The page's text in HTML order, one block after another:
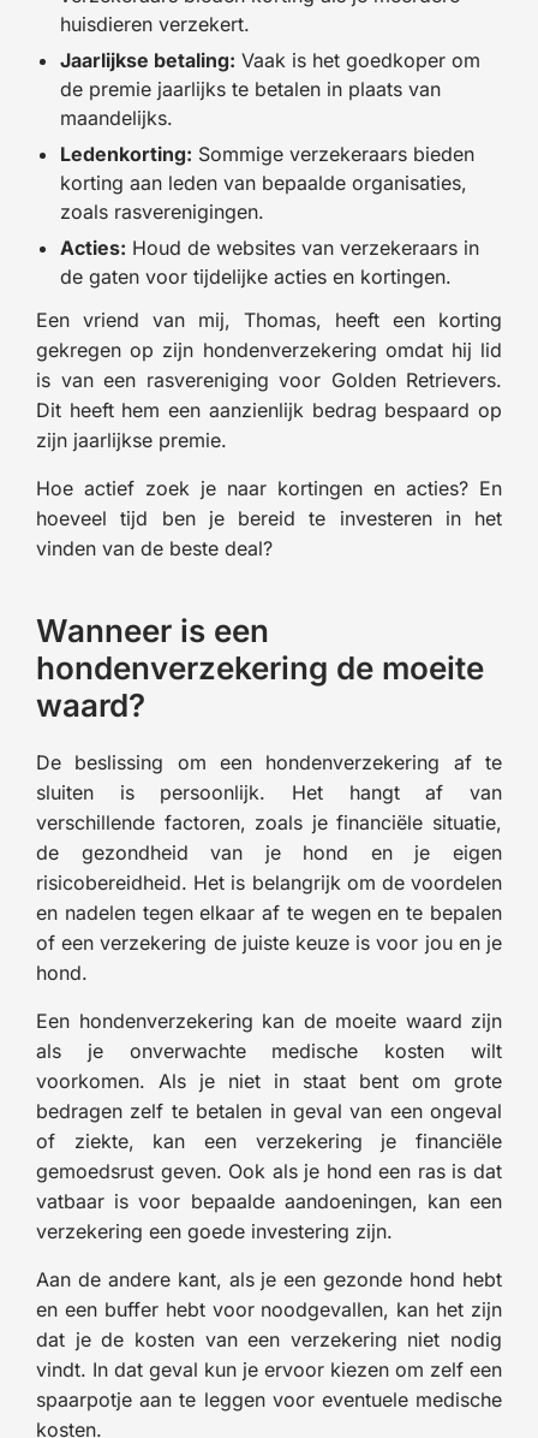
huisdieren verzekert.
Jaarlijkse betaling: Vaak is het goedkoper om
de premie jaarlijks te betalen in plaats van
maandelijks.
Ledenkorting: Sommige verzekeraars bieden
korting aan leden van bepaalde organisaties,
zoals rasverenigingen.
Acties: Houd de websites van verzekeraars in
de gaten voor tijdelijke acties en kortingen.
Een vriend van mij, Thomas, heeft een korting
gekregen op zijn hondenverzekering omdat hij lid
is van een rasvereniging voor Golden Retrievers.
Dit heeft hem een aanzienlijk bedrag bespaard op
zijn jaarlijkse premie.
Hoe actief zoek je naar kortingen en acties? En
hoeveel tijd ben je bereid te investeren in het
vinden van de beste deal?
Wanneer is een
hondenverzekering de moeite
waard?
De beslissing om een hondenverzekering af te
sluiten is persoonlijk. Het hangt af van
verschillende factoren, zoals je financiële situatie,
de gezondheid van je hond en je eigen
risicobereidheid. Het is belangrijk om de voordelen
en nadelen tegen elkaar af te wegen en te bepalen
of een verzekering de juiste keuze is voor jou en je
hond.
Een hondenverzekering kan de moeite waard zijn
als je onverwachte medische kosten wilt
voorkomen. Als je niet in staat bent om grote
bedragen zelf te betalen in geval van een ongeval
of ziekte, kan een verzekering je financiële
gemoedsrust geven. Ook als je hond een ras is dat
vatbaar is voor bepaalde aandoeningen, kan een
verzekering een goede investering zijn.
Aan de andere kant, als je een gezonde hond hebt
en een buffer hebt voor noodgevallen, kan het zijn
dat je de kosten van een verzekering niet nodig
vindt. In dat geval kun je ervoor kiezen om zelf een
spaarpotje aan te leggen voor eventuele medische
kosten.